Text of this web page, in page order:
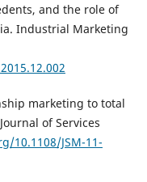
and the role of
Industrial Marketing
marketing to total
of Services
10.1108/JSM-11-